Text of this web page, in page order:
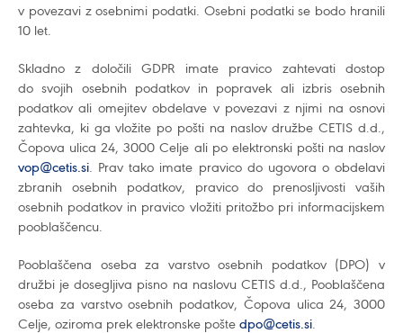
v povezavi z osebnimi podatki. Osebni podatki se bodo hranili
10 let.
Skladno z določili GDPR imate pravico zahtevati dostop
do svojih osebnih podatkov in popravek ali izbris osebnih
podatkov ali omejitev obdelave v povezavi z njimi na osnovi
zahtevka, ki ga vložite po pošti na naslov družbe CETIS d.d.,
Čopova ulica 24, 3000 Celje ali po elektronski pošti na naslov
vop@cetis.si. Prav tako imate pravico do ugovora o obdelavi
zbranih osebnih podatkov, pravico do prenosljivosti vaših
osebnih podatkov in pravico vložiti pritožbo pri informacijskem
pooblaščencu.
Pooblaščena oseba za varstvo osebnih podatkov (DPO) v
družbi je dosegljiva pisno na naslovu CETIS d.d., Pooblaščena
oseba za varstvo osebnih podatkov, Čopova ulica 24, 3000
Celje, oziroma prek elektronske pošte dpo@cetis.si.